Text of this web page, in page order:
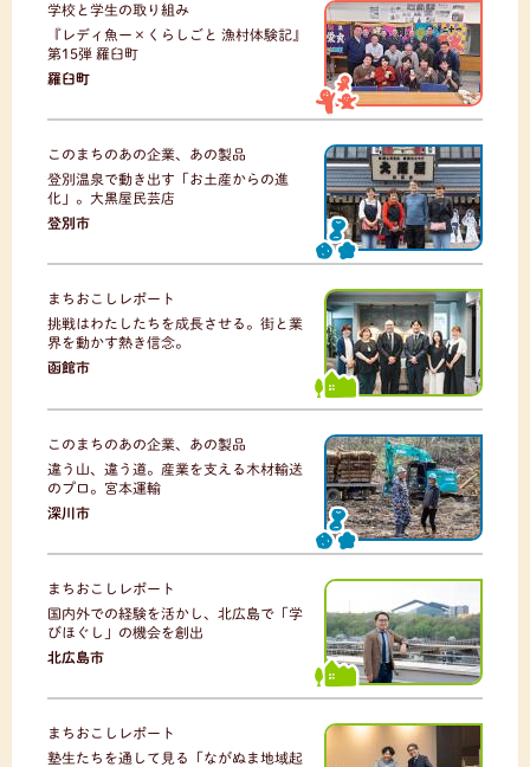
学校と学生の取り組み
『レディ魚ー×くらしごと 漁村体験記』
第15弾 羅臼町
羅臼町
このまちのあの企業、あの製品
登別温泉で動き出す「お土産からの進
化」。大黒屋民芸店
登別市
まちおこしレポート
挑戦はわたしたちを成長させる。街と業
界を動かす熱き信念。
函館市
このまちのあの企業、あの製品
違う山、違う道。産業を支える木材輸送
のプロ。宮本運輸
深川市
まちおこしレポート
国内外での経験を活かし、北広島で「学
びほぐし」の機会を創出
北広島市
まちおこしレポート
塾生たちを通して見る「ながぬま地域起